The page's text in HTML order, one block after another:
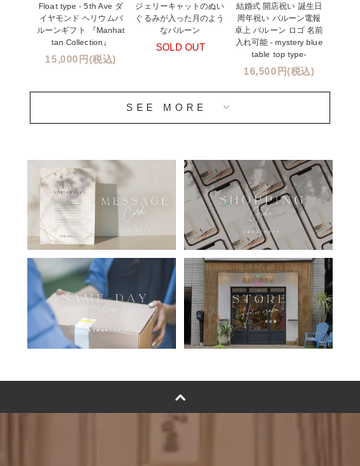
前撮り写真バルーン特集
姉妹店＆関連ショップについて
安心のチャビーバルーン
おすすめ商品
バルーン自動販売機
浮くバルーンオーダーメイド - coming soonn -
卓上バルーンオーダーメイド
ムーンリットバルーンについて
その他オーダーメイド
バルーンフラワーブーケについて
プリントフォント詳細＆使用例
Float type - 5th Ave ダ
イヤモンド ヘリウムバ
ルーンギフト 『Manhat
tan Collection』
15,000円(税込)
ジェリーキャットのぬい
ぐるみが入った月のよう
なバルーン
SOLD OUT
結婚式 開店祝い 誕生日
周年祝い バルーン電報
卓上 バルーン ロゴ 名前
入れ可能 - mystery blue
table top type-
16,500円(税込)
SEE MORE